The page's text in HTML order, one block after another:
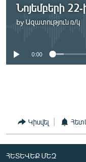
Հայերեն
English
Նոյեմբերի 22-
by Ազատություն ռ/կ
No
0:00
Կիսվել
ՀԵՏԵՎԵՔ ՄԵԶ